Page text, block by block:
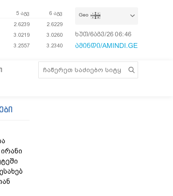
5 აგვ
6 აგვ
2.6239
2.6229
3.0219
3.0260
3.2557 3.2340
Geo
ხუთ/6აგვ/26 06:46:05
ამინდი/AMINDI.GE